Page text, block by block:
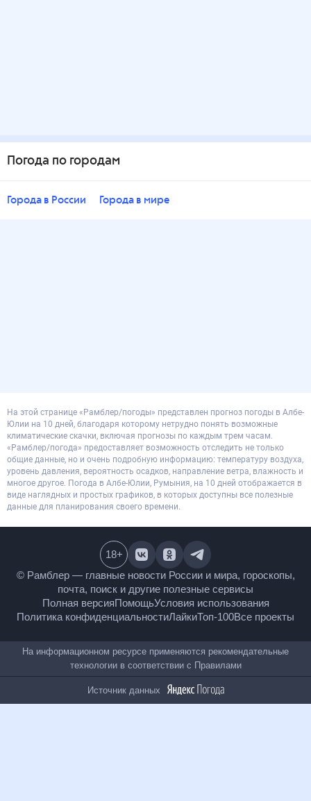
Погода по городам
Города в России Города в мире
На этой странице «Рамблер/погоды» представлен прогноз погоды в Албе-
Юлии на 10 дней, благодаря которому нетрудно понять возможные
климатические скачки, включая прогнозы по каждым трем часам.
«Рамблер/погода» предоставляет возможность отследить не только
общие данные, но и очень подробную информацию: температуру воздуха,
уровень давления, вероятность осадков, направление ветра, влажность и
многое другое. Погода в Албе-Юлии, Румыния, на 10 дней отображается в
виде наглядных и простых графиков, в которых доступны все полезные
данные для планирования своего времени.
© Рамблер — главные новости России и мира,
гороскопы, почта, поиск и другие полезные сервисы
Полная версияПомощьУсловия использования
Политика конфиденциальностиЛайкиТоп-100
18+
На информационном ресурсе применяются
рекомендательные технологии в соответствии сПравилами
Источник данных